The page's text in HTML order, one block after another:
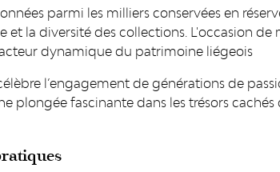
parmi les milliers conservées en
et la diversité des collections. L'occasion
acteur dynamique du patrimoine liégeois
l’engagement de générations de
plongée fascinante dans les trésors